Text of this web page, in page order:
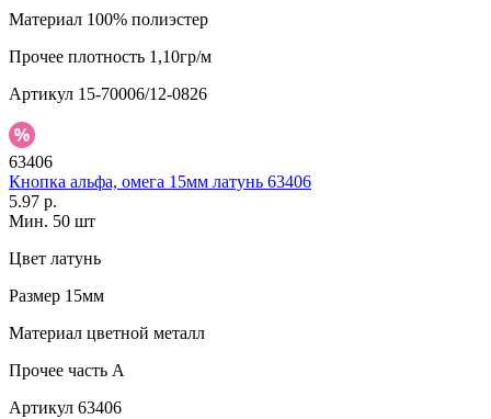
Материал 100% полиэстер
Прочее плотность 1,10гр/м
Артикул 15-70006/12-0826
63406
Кнопка альфа, омега 15мм латунь 63406
5.97 р.
Мин. 50 шт
Цвет латунь
Размер 15мм
Материал цветной металл
Прочее часть A
Артикул 63406